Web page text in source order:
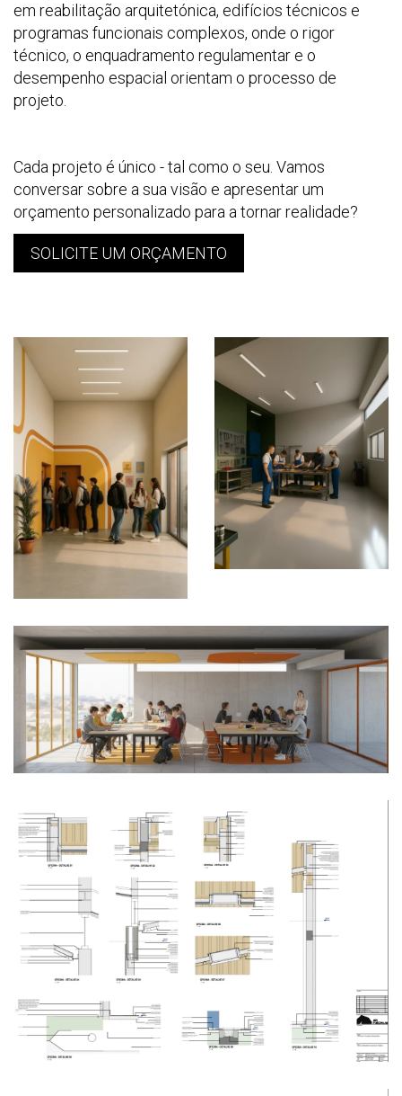
em reabilitação arquitetónica, edifícios técnicos e
programas funcionais complexos, onde o rigor
técnico, o enquadramento regulamentar e o
desempenho espacial orientam o processo de
projeto.
Cada projeto é único - tal como o seu. Vamos
conversar sobre a sua visão e apresentar um
orçamento personalizado para a tornar realidade?
SOLICITE UM ORÇAMENTO